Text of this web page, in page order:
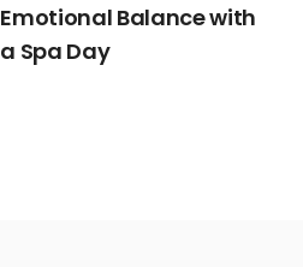
Emotional Balance with
a Spa Day